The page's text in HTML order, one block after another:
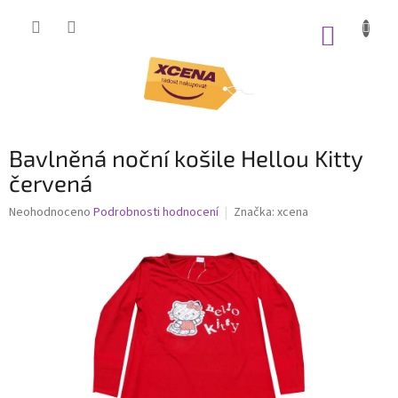
Bavlněná noční košile Hellou Kitty
červená
Průměrné
Neohodnoceno Podrobnosti hodnocení Značka: xcena